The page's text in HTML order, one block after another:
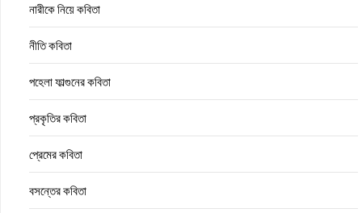
নারীকে নিয়ে কবিতা
নীতি কবিতা
পহেলা ফাল্গুনের কবিতা
প্রকৃতির কবিতা
প্রেমের কবিতা
বসন্তের কবিতা